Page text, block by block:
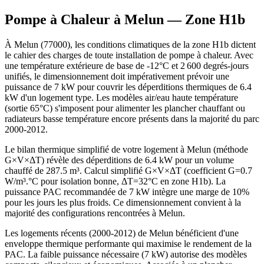
Pompe à Chaleur à Melun — Zone H1b
À Melun (77000), les conditions climatiques de la zone H1b dictent
le cahier des charges de toute installation de pompe à chaleur. Avec
une température extérieure de base de -12°C et 2 600 degrés-jours
unifiés, le dimensionnement doit impérativement prévoir une
puissance de 7 kW pour couvrir les déperditions thermiques de 6.4
kW d'un logement type. Les modèles air/eau haute température
(sortie 65°C) s'imposent pour alimenter les plancher chauffant ou
radiateurs basse température encore présents dans la majorité du parc
2000-2012.
Le bilan thermique simplifié de votre logement à Melun (méthode
G×V×ΔT) révèle des déperditions de 6.4 kW pour un volume
chauffé de 287.5 m³. Calcul simplifié G×V×ΔT (coefficient G=0.7
W/m³.°C pour isolation bonne, ΔT=32°C en zone H1b). La
puissance PAC recommandée de 7 kW intègre une marge de 10%
pour les jours les plus froids. Ce dimensionnement convient à la
majorité des configurations rencontrées à Melun.
Les logements récents (2000-2012) de Melun bénéficient d'une
enveloppe thermique performante qui maximise le rendement de la
PAC. La faible puissance nécessaire (7 kW) autorise des modèles